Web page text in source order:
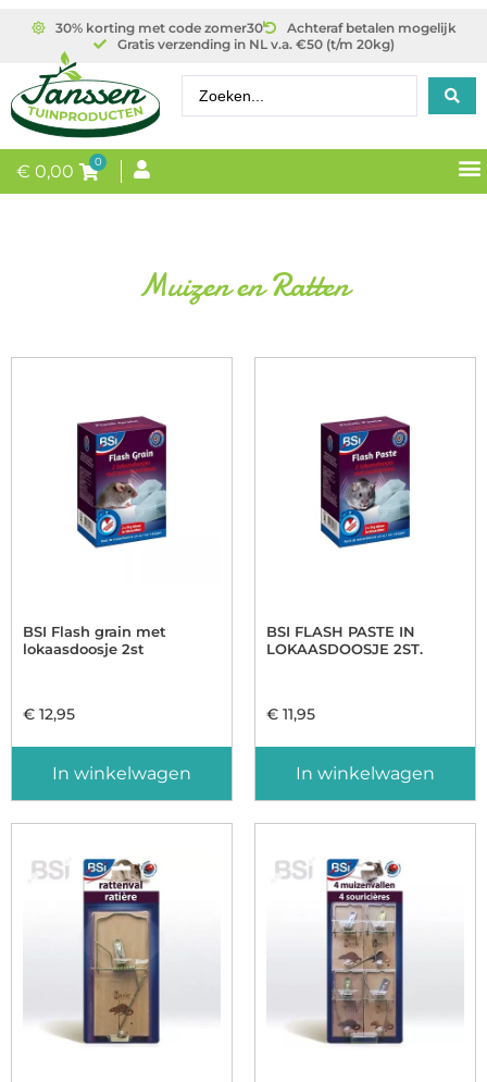
30% korting met code zomer30
Achteraf betalen mogelijk
Gratis verzending in NL v.a. €50 (t/m 20kg)
€ 0,00 0
Muizen en Ratten
BSI Flash grain met
lokaasdoosje 2st
€ 12,95
In winkelwagen
BSI FLASH PASTE IN
LOKAASDOOSJE 2ST.
€ 11,95
In winkelwagen